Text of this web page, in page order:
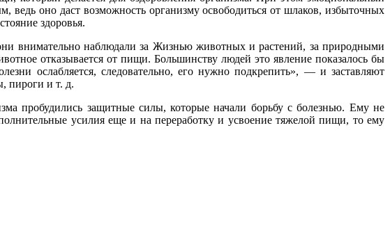
ведь оно даст возможность организму освободиться от шлаков, избыточных
здоровья.
внимательно наблюдали за Жизнью животных и растений, за природными
отказывается от пищи. Большинству людей это явление показалось бы
ослабляется, следовательно, его нужно подкрепить», — и заставляют
пироги и т. д.
пробудились защитные силы, которые начали борьбу с болезнью. Ему не
усилия еще и на переработку и усвоение тяжелой пищи, то ему